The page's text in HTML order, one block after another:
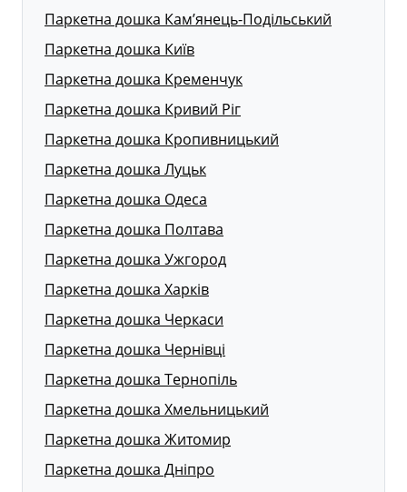
Паркетна дошка Кам’янець-Подільський
Паркетна дошка Київ
Паркетна дошка Кременчук
Паркетна дошка Кривий Ріг
Паркетна дошка Кропивницький
Паркетна дошка Луцьк
Паркетна дошка Одеса
Паркетна дошка Полтава
Паркетна дошка Ужгород
Паркетна дошка Харків
Паркетна дошка Черкаси
Паркетна дошка Чернівці
Паркетна дошка Тернопіль
Паркетна дошка Хмельницький
Паркетна дошка Житомир
Паркетна дошка Дніпро